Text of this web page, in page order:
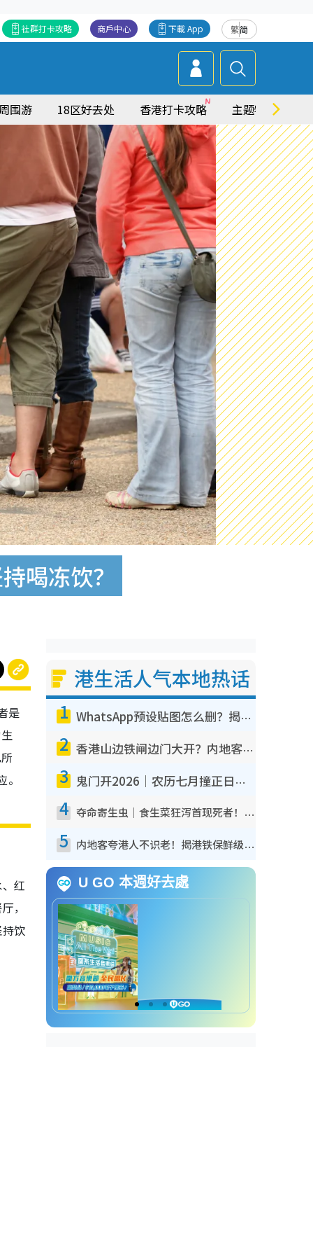
繁简
下載 App
商戶中心
社群打卡攻略
周围游 18区好去处 香港打卡攻略 主题特集
喝冻饮？
是
红
，
饮
港生活人气本地热话
1 WhatsApp预设贴图怎么删？揭秘1招“反向操作”还原简洁界面 附3步实测教程
2 香港山边铁闸边门大开？内地客困惑意义何在！网友神回复：这种叫法理性防御
3 鬼门开2026｜农历七月撞正日全食特别邪？专家警告切忌做一事！揭4大禁忌+2招保平安
4 夺命寄生虫｜食生菜狂泻首现死者！疫潮恶化录1.8万宗病例 揭洗菜3大谬误
5 内地客夸港人不识老！揭港铁保鲜级冷气 港人求放过：别投诉
U GO 本週好去處